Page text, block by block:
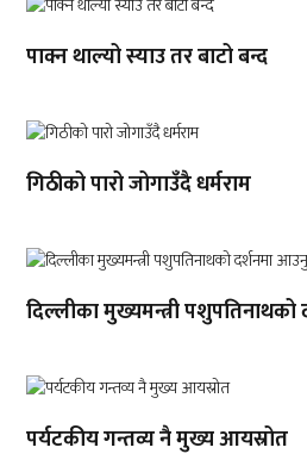
पाक्न थाल्यो स्याउ तर बाटो बन्द
गिठीको पारो जोगाउँदै धर्मराम
दिल्लीका मुख्यमन्त्री
पर्यटकीय गन्तव्य नै मुख्य आयस्रोत